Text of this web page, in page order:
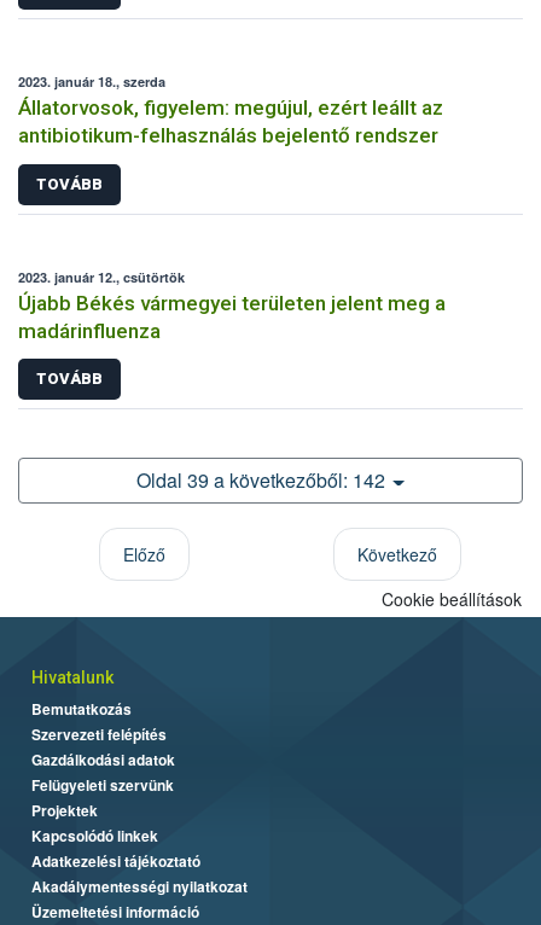
2023. január 18., szerda
Állatorvosok, figyelem: megújul, ezért leállt az
antibiotikum-felhasználás bejelentő rendszer
TOVÁBB
2023. január 12., csütörtök
Újabb Békés vármegyei területen jelent meg a
madárinfluenza
TOVÁBB
Oldal 39 a következőből: 142
Előző
Következő
Cookie beállítások
Hivatalunk
Bemutatkozás
Szervezeti felépítés
Gazdálkodási adatok
Felügyeleti szervünk
Projektek
Kapcsolódó linkek
Adatkezelési tájékoztató
Akadálymentességi nyilatkozat
Üzemeltetési információ